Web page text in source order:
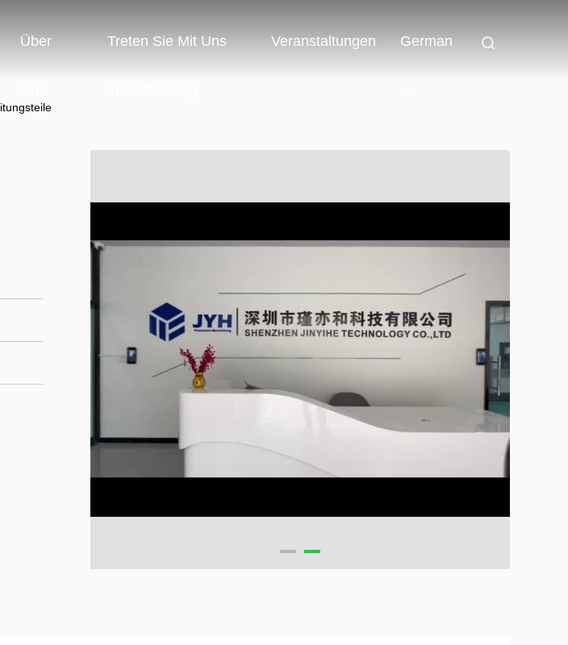
Über Treten Sie Mit Uns Veranstaltungen German